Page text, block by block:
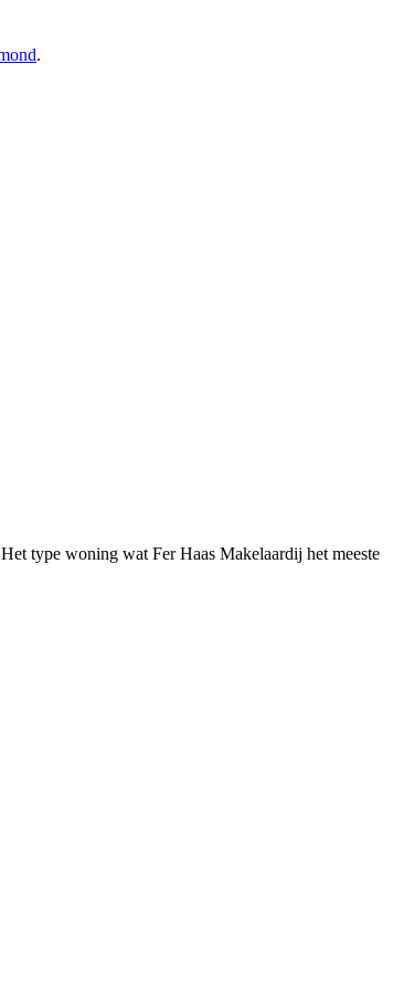
.
type woning wat Fer Haas Makelaardij het meeste